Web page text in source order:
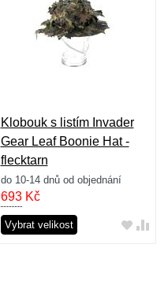
Klobouk s listím Invader
Gear Leaf Boonie Hat -
flecktarn
do 10-14 dnů od objednání
693Kč
Vybrat velikost